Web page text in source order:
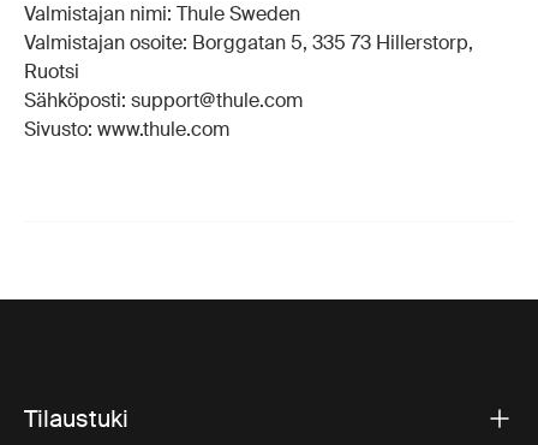
Valmistajan nimi: Thule Sweden
Valmistajan osoite: Borggatan 5, 335 73 Hillerstorp,
Ruotsi
Sähköposti: support@thule.com
Sivusto: www.thule.com
Tilaustuki